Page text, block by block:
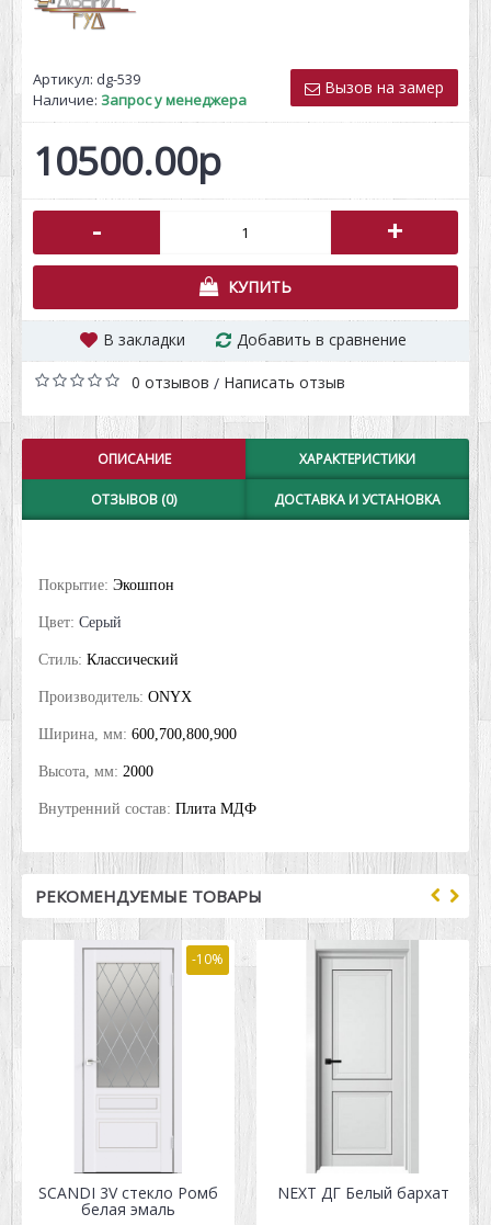
Вызов на замер
Артикул: dg-539
Наличие: Запрос у менеджера
10500.00р
- +
КУПИТЬ
В закладки Добавить в сравнение
0 отзывов / Написать отзыв
ОПИСАНИЕ ХАРАКТЕРИСТИКИ
ОТЗЫВОВ (0) ДОСТАВКА И УСТАНОВКА
Покрытие: Экошпон
Цвет: Серый
Стиль: Классический
Производитель: ONYX
Ширина, мм: 600,700,800,900
Высота, мм: 2000
Внутренний состав: Плита МДФ
РЕКОМЕНДУЕМЫЕ ТОВАРЫ
-10%
SCANDI 3V стекло Ромб
белая эмаль
NEXT ДГ Белый бархат